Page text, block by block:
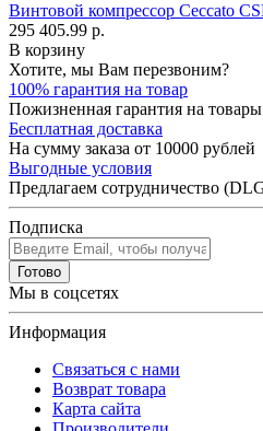
Винтовой компрессор Ceccato
295 405.99 р.
В корзину
Хотите, мы Вам перезвоним?
100% гарантия на товар
Пожизненная гарантия на товары
Бесплатная доставка
На сумму заказа от 10000 рублей
Выгодные условия
Предлагаем сотрудничество
Подписка
Готово
Мы в соцсетях
Информация
Связаться с нами
Возврат товара
Карта сайта